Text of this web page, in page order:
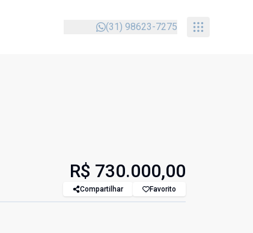
(31) 98623-7275
R$ 730.000,00
Compartilhar Favorito